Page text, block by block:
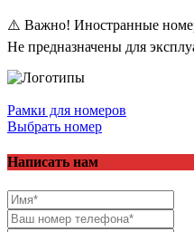
⚠️ Важно! Иностранные
Не предназначены для
Рамки для номеров
Выбрать номер
Написать нам